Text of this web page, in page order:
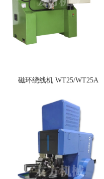
磁环绕线机 WT25/WT25A